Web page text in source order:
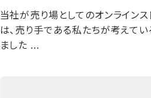
当社が売り場としてのオンライン
は、売り手である私たちが考えて
ました ...